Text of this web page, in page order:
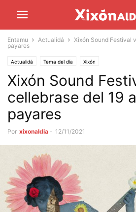
Entamu Actualidá
Xixón Sound Festival
payares
Actualidá Tema del día Xixón
Xixón Sound
cellebrase del 19
payares
Por xixonaldia - 12/11/2021